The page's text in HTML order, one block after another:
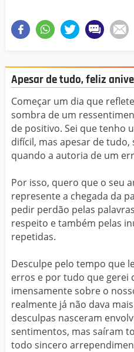
Apesar de tudo, feliz
Começar um dia que
sombra de um
de positivo. Sei que tenho
difícil, mas apesar de tudo,
quando a autoria de um
Por isso, quero que o seu
represente a chegada da
pedir perdão pelas
respeito e também pelas
repetidas.
Desculpe pelo tempo que
erros e por tudo que gerei
imensamente sobre o
realmente já não dava
desculpas nasceram
sentimentos, mas saíram
todo sincero